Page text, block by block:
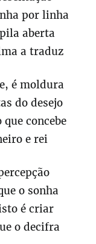
por linha
aberta
a traduz
é moldura
do desejo
concebe
e rei
o sonha
é criar
o decifra